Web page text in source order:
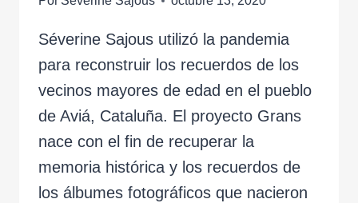
Séverine Sajous utilizó la pandemia
para reconstruir los recuerdos de los
vecinos mayores de edad en el pueblo
de Aviá, Cataluña. El proyecto Grans
nace con el fin de recuperar la
memoria histórica y los recuerdos de
los álbumes fotográficos que nacieron